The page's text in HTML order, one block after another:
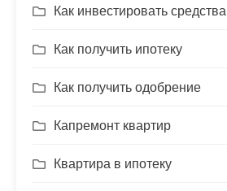
Как инвестировать средства
Как получить ипотеку
Как получить одобрение
Капремонт квартир
Квартира в ипотеку